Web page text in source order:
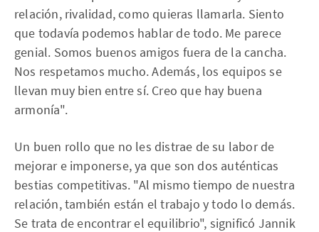
relación, rivalidad, como quieras llamarla. Siento
que todavía podemos hablar de todo. Me parece
genial. Somos buenos amigos fuera de la cancha.
Nos respetamos mucho. Además, los equipos se
llevan muy bien entre sí. Creo que hay buena
armonía".
Un buen rollo que no les distrae de su labor de
mejorar e imponerse, ya que son dos auténticas
bestias competitivas. "Al mismo tiempo de nuestra
relación, también están el trabajo y todo lo demás.
Se trata de encontrar el equilibrio", significó Jannik